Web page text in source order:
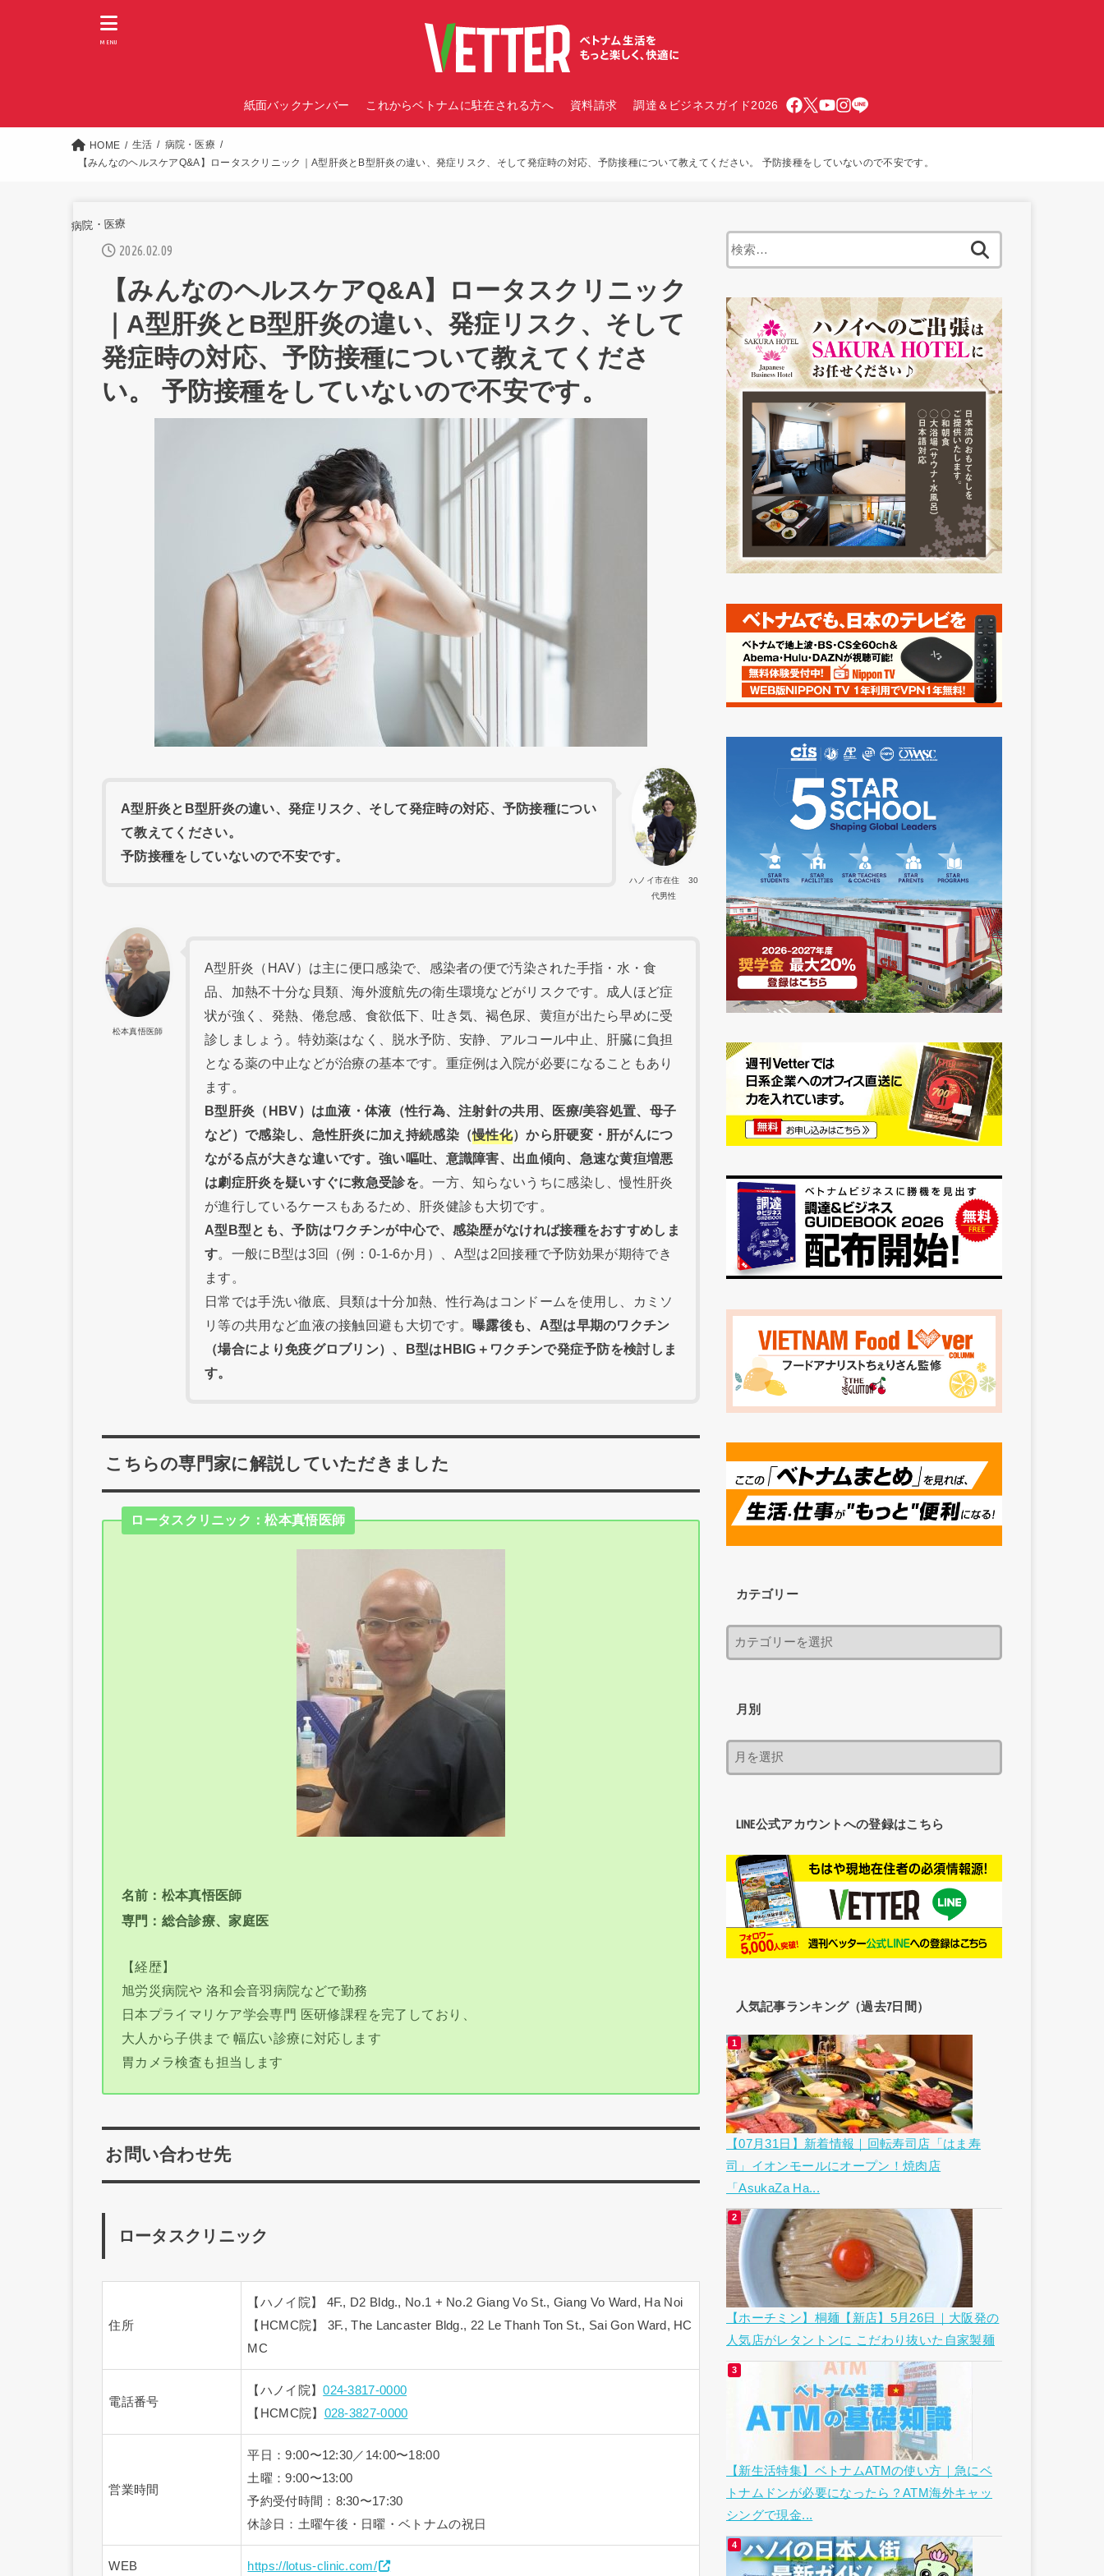
紙面バックナンバー これからベトナムに駐在される方へ 資料請求 調達＆ビジネスガイド2026
MENU
HOME 生活
病院・医療
【みんなのヘルスケアQ&A】ロータスクリニック｜A型肝炎とB型肝炎の違い、発症リスク、そして発症時の対応、予防接種について教えてください。 予防接種をしていないので不安です。
病院・医療
2026.02.09
【みんなのヘルスケアQ&A】ロータスクリニック
｜A型肝炎とB型肝炎の違い、発症リスク、そして
発症時の対応、予防接種について教えてくださ
い。 予防接種をしていないので不安です。
ハノイ市在住 30
代男性
A型肝炎とB型肝炎の違い、発症リスク、そして発症時の対応、予防接種につい
て教えてください。
予防接種をしていないので不安です。
松本真悟医師
A型肝炎（HAV）は主に便口感染で、感染者の便で汚染された手指・水・食
品、加熱不十分な貝類、海外渡航先の衛生環境などがリスクです。成人ほど症
状が強く、発熱、倦怠感、食欲低下、吐き気、褐色尿、黄疸が出たら早めに受
診しましょう。特効薬はなく、脱水予防、安静、アルコール中止、肝臓に負担
となる薬の中止などが治療の基本です。重症例は入院が必要になることもあり
ます。
B型肝炎（HBV）は血液・体液（性行為、注射針の共用、医療/美容処置、母子
など）で感染し、急性肝炎に加え持続感染（慢性化）から肝硬変・肝がんにつ
ながる点が大きな違いです。強い嘔吐、意識障害、出血傾向、急速な黄疸増悪
は劇症肝炎を疑いすぐに救急受診を。一方、知らないうちに感染し、慢性肝炎
が進行しているケースもあるため、肝炎健診も大切です。
A型B型とも、予防はワクチンが中心で、感染歴がなければ接種をおすすめしま
す。一般にB型は3回（例：0-1-6か月）、A型は2回接種で予防効果が期待でき
ます。
日常では手洗い徹底、貝類は十分加熱、性行為はコンドームを使用し、カミソ
リ等の共用など血液の接触回避も大切です。曝露後も、A型は早期のワクチン
（場合により免疫グロブリン）、B型はHBIG＋ワクチンで発症予防を検討しま
す。
こちらの専門家に解説していただきました
ロータスクリニック：松本真悟医師
名前：松本真悟医師
専門：総合診療、家庭医
【経歴】
旭労災病院や 洛和会音羽病院などで勤務
日本プライマリケア学会専門 医研修課程を完了しており、
大人から子供まで 幅広い診療に対応します
胃カメラ検査も担当します
お問い合わせ先
ロータスクリニック
住所
【ハノイ院】 4F., D2 Bldg., No.1 + No.2 Giang Vo St., Giang Vo Ward, Ha Noi
【HCMC院】 3F., The Lancaster Bldg., 22 Le Thanh Ton St., Sai Gon Ward, HC
MC
電話番号
【ハノイ院】024-3817-0000
【HCMC院】 028-3827-0000
営業時間
平日：9:00〜12:30／14:00〜18:00
土曜：9:00〜13:00
予約受付時間：8:30〜17:30
休診日：土曜午後・日曜・ベトナムの祝日
WEB https://lotus-clinic.com/
カテゴリー
月別
LINE公式アカウントへの登録はこちら
人気記事ランキング（過去7日間）
【07月31日】新着情報｜回転寿司店「はま寿
司」イオンモールにオープン！焼肉店
「AsukaZa Ha...
【ホーチミン】桐麺【新店】5月26日｜大阪発の
人気店がレタントンに こだわり抜いた自家製麺
【新生活特集】ベトナムATMの使い方｜急にベ
トナムドンが必要になったら？ATM海外キャッ
シングで現金...